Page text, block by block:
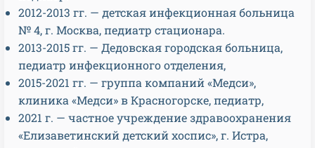
2012-2013 гг. — детская инфекционная больница
№ 4, г. Москва, педиатр стационара.
2013-2015 гг. — Дедовская городская больница,
педиатр инфекционного отделения,
2015-2021 гг. — группа компаний «Медси»,
клиника «Медси» в Красногорске, педиатр,
2021 г. — частное учреждение здравоохранения
«Елизаветинский детский хоспис», г. Истра,